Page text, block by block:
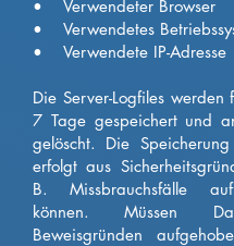
• Verwendeter Browser
• Verwendetes
• Verwendete IP-Adresse
Die Server-Logfiles werden
7 Tage gespeichert und
gelöscht. Die
erfolgt aus
B. Missbrauchsfälle
können. Müssen
Beweisgründen